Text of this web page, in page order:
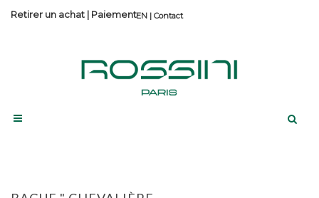
Contact
Retirer un achat | Paiement